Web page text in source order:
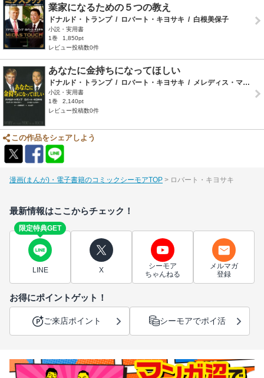
業家になるための５つの教え
ドナルド・トランプ / ロバート・キヨサキ / 白根美保子
小説・実用書
1巻
1,850pt
レビュー投稿数0件
あなたに金持ちになってほしい
ドナルド・トランプ / ロバート・キヨサキ / メレディス・マカイヴァー
小説・実用書
1巻
2,140pt
レビュー投稿数0件
この作品をシェアしよう
漫画(まんが)・電子書籍のコミックシーモアTOP ロバート・キヨサキ
最新情報はここからチェック！
限定特典GET
LINE X
シーモア
ちゃんねる
メルマガ
登録
お得にポイントゲット！
ご来店ポイント シーモアでポイ活